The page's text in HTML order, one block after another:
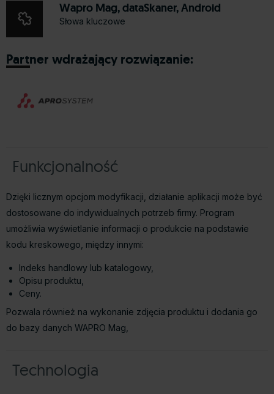
Wapro Mag, dataSkaner, Android
Słowa kluczowe
Partner wdrażający rozwiązanie:
Funkcjonalność
Dzięki licznym opcjom modyfikacji, działanie aplikacji może być
dostosowane do indywidualnych potrzeb firmy. Program
umożliwia wyświetlanie informacji o produkcie na podstawie
kodu kreskowego, między innymi:
Indeks handlowy lub katalogowy,
Opisu produktu,
Ceny.
Pozwala również na wykonanie zdjęcia produktu i dodania go
do bazy danych WAPRO Mag,
Technologia